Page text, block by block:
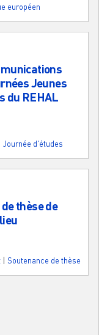
européen
Jeunes
du REHAL
Journée d'études
thèse de
Soutenance de thèse
page